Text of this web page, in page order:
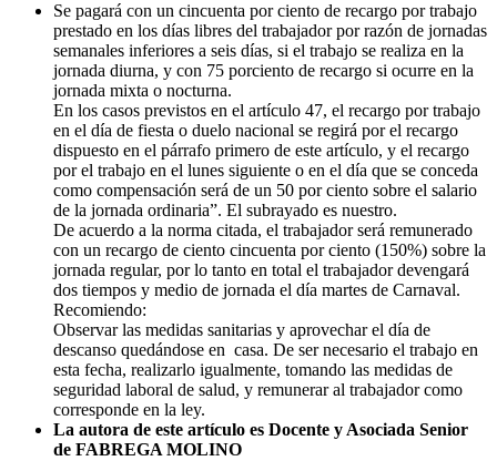
Se pagará con un cincuenta por ciento de recargo por trabajo
prestado en los días libres del trabajador por razón de jornadas
semanales inferiores a seis días, si el trabajo se realiza en la
jornada diurna, y con 75 porciento de recargo si ocurre en la
jornada mixta o nocturna.
En los casos previstos en el artículo 47, el recargo por trabajo
en el día de fiesta o duelo nacional se regirá por el recargo
dispuesto en el párrafo primero de este artículo, y el recargo
por el trabajo en el lunes siguiente o en el día que se conceda
como compensación será de un 50 por ciento sobre el salario
de la jornada ordinaria”. El subrayado es nuestro.
De acuerdo a la norma citada, el trabajador será remunerado
con un recargo de ciento cincuenta por ciento (150%) sobre la
jornada regular, por lo tanto en total el trabajador devengará
dos tiempos y medio de jornada el día martes de Carnaval.
Recomiendo:
Observar las medidas sanitarias y aprovechar el día de
descanso quedándose en casa. De ser necesario el trabajo en
esta fecha, realizarlo igualmente, tomando las medidas de
seguridad laboral de salud, y remunerar al trabajador como
corresponde en la ley.
La autora de este artículo es Docente y Asociada Senior
de FABREGA MOLINO